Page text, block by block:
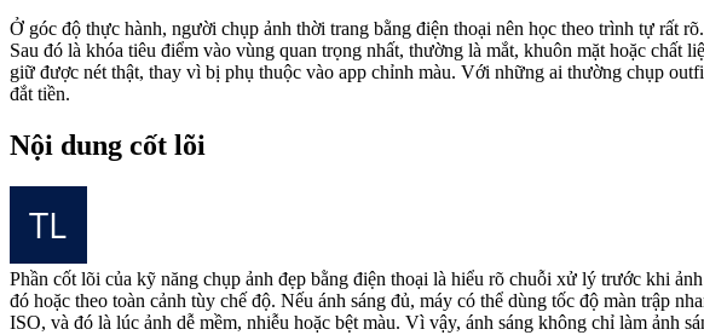
Ở góc độ thực hành, người chụp ảnh thời trang bằng điện thoại nên học theo trình tự rất
Sau đó là khóa tiêu điểm vào vùng quan trọng nhất, thường là mắt, khuôn mặt hoặc
giữ được nét thật, thay vì bị phụ thuộc vào app chỉnh màu. Với những ai thường chụp
đắt tiền.
Nội dung cốt lõi
Phần cốt lõi của kỹ năng chụp ảnh đẹp bằng điện thoại là hiểu rõ chuỗi xử lý trước khi
đó hoặc theo toàn cảnh tùy chế độ. Nếu ánh sáng đủ, máy có thể dùng tốc độ màn trập
ISO, và đó là lúc ảnh dễ mềm, nhiễu hoặc bệt màu. Vì vậy, ánh sáng không chỉ làm ảnh